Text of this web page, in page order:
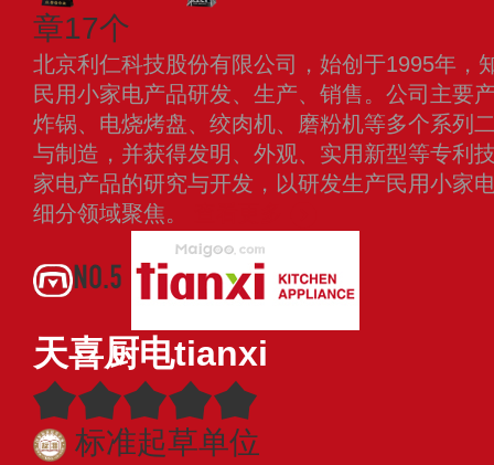
章17个
北京利仁科技股份有限公司，始创于1995年，
民用小家电产品研发、生产、销售。公司主要
炸锅、电烧烤盘、绞肉机、磨粉机等多个系列
与制造，并获得发明、外观、实用新型等专利
家电产品的研究与开发，以研发生产民用小家
细分领域聚焦。
NO.5
天喜厨电tianxi
标准起草单位